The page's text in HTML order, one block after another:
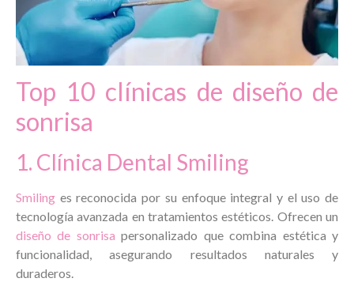
Top 10 clínicas de diseño de
sonrisa
1. Clínica Dental Smiling
Smiling es reconocida por su enfoque integral y el uso de
tecnología avanzada en tratamientos estéticos. Ofrecen un
diseño de sonrisa personalizado que combina estética y
funcionalidad, asegurando resultados naturales y
duraderos.